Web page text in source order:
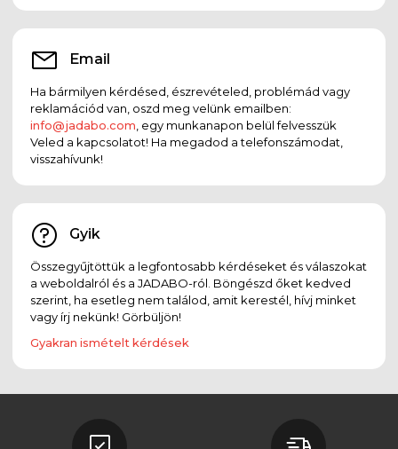
Email
Ha bármilyen kérdésed, észrevételed, problémád vagy
reklamációd van, oszd meg velünk emailben:
info@jadabo.com , egy munkanapon belül felvesszük
Veled a kapcsolatot! Ha megadod a telefonszámodat,
visszahívunk!
Gyik
Összegyűjtöttük a legfontosabb kérdéseket és válaszokat
a weboldalról és a JADABO-ról. Böngészd őket kedved
szerint, ha esetleg nem találod, amit kerestél, hívj minket
vagy írj nekünk! Görbüljön!
Gyakran ismételt kérdések